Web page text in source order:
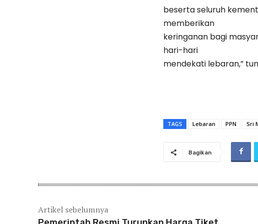
beserta seluruh
memberikan
keringanan bagi
hari-hari
mendekati lebaran,”
TAGS Lebaran PPN Sri
Bagikan
Artikel sebelumnya